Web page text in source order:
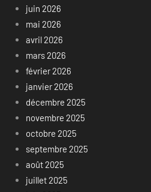
juin 2026
mai 2026
avril 2026
mars 2026
février 2026
janvier 2026
décembre 2025
novembre 2025
octobre 2025
septembre 2025
août 2025
juillet 2025